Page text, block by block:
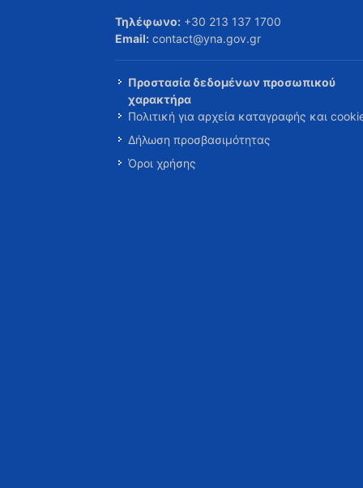
Τηλέφωνο: +30 213 137 1700
Email: contact@yna.gov.gr
Προστασία δεδομένων προσωπικού
χαρακτήρα
Πολιτική για αρχεία καταγραφής και
Δήλωση προσβασιμότητας
Όροι χρήσης